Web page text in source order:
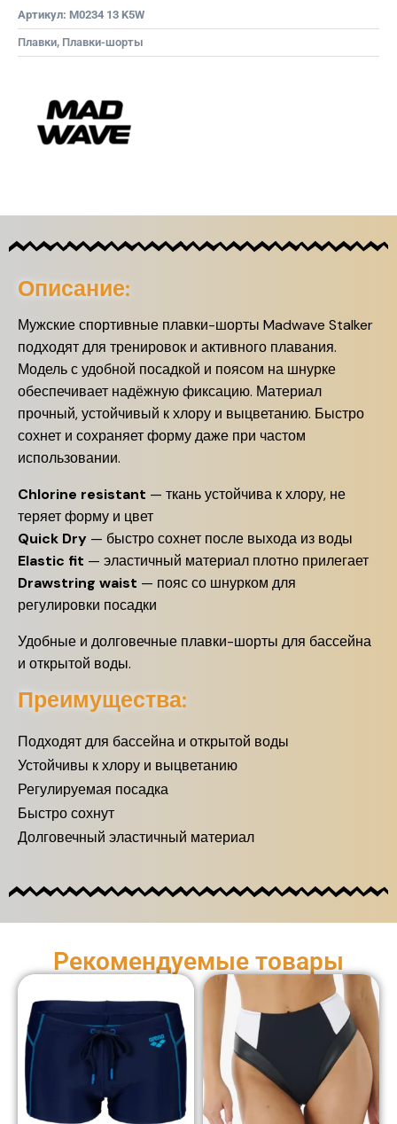
Артикул: M0234 13 K5W
Плавки, Плавки-шорты
Описание:
Мужские спортивные плавки-шорты Madwave Stalker
подходят для тренировок и активного плавания.
Модель с удобной посадкой и поясом на шнурке
обеспечивает надёжную фиксацию. Материал
прочный, устойчивый к хлору и выцветанию. Быстро
сохнет и сохраняет форму даже при частом
использовании.
Chlorine resistant — ткань устойчива к хлору, не
теряет форму и цвет
Quick Dry — быстро сохнет после выхода из воды
Elastic fit — эластичный материал плотно прилегает
Drawstring waist — пояс со шнурком для
регулировки посадки
Удобные и долговечные плавки-шорты для бассейна
и открытой воды.
Преимущества:
Подходят для бассейна и открытой воды
Устойчивы к хлору и выцветанию
Регулируемая посадка
Быстро сохнут
Долговечный эластичный материал
Рекомендуемые товары